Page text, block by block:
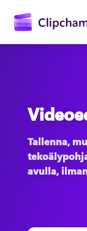
Tallenna,
avulla,